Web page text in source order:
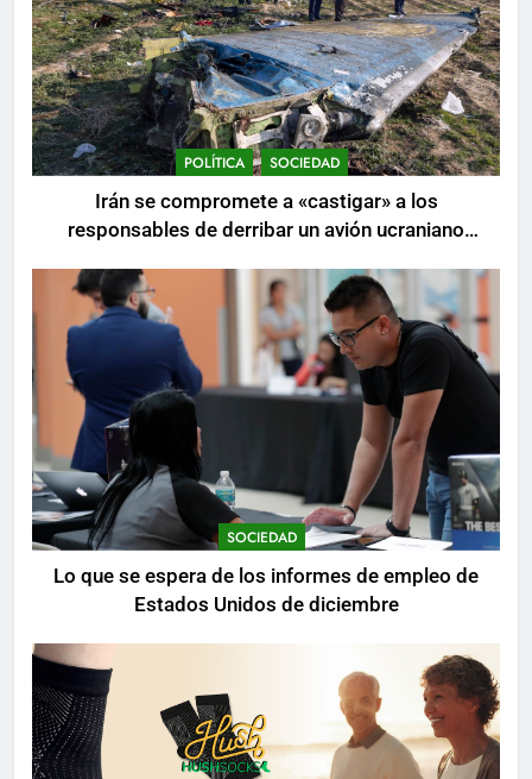
POLÍTICA SOCIEDAD
Irán se compromete a «castigar» a los
responsables de derribar un avión ucraniano
SOCIEDAD
Lo que se espera de los informes de empleo de
Estados Unidos de diciembre